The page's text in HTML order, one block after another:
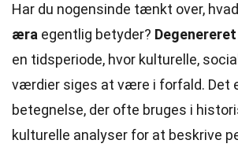
Har du nogensinde tænkt over, hvad
æra egentlig betyder?
en tidsperiode, hvor kulturelle,
værdier siges at være i forfald. Det
betegnelse, der ofte bruges i
kulturelle analyser for at beskrive